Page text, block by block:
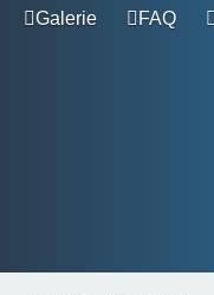
Galerie FAQ